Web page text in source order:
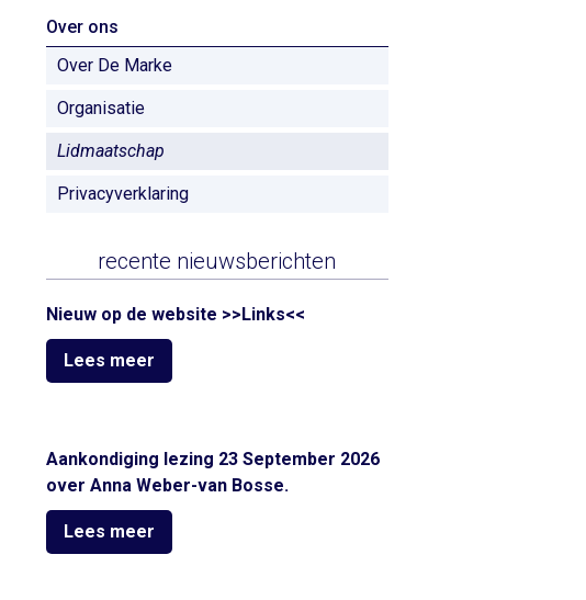
Over ons
Over De Marke
Organisatie
Lidmaatschap
Privacyverklaring
recente nieuwsberichten
Nieuw op de website >>Links<<
Lees meer
Aankondiging lezing 23 September 2026
over Anna Weber-van Bosse.
Lees meer